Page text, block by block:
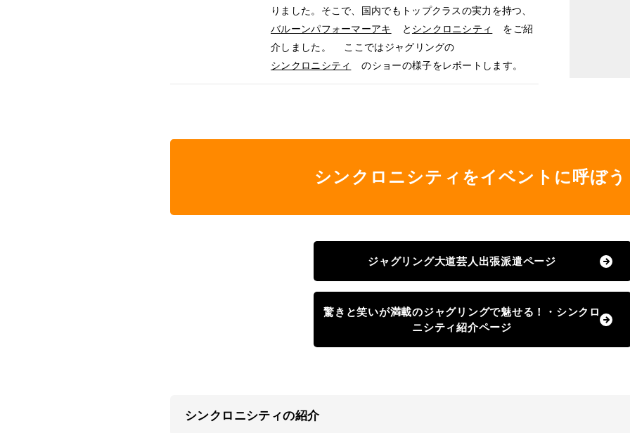
りました。そこで、国内でもトップクラスの実力を持つ、
バルーンパフォーマーアキ
と シンクロニシティ
をご紹
介しました。 ここではジャグリングの
シンクロニシティ
のショーの様子をレポートします。
シンクロニシティをイベントに呼ぼう
ジャグリング大道芸人出張派遣ページ
驚きと笑いが満載のジャグリングで魅せる！・シンクロ
ニシティ紹介ページ
シンクロニシティの紹介